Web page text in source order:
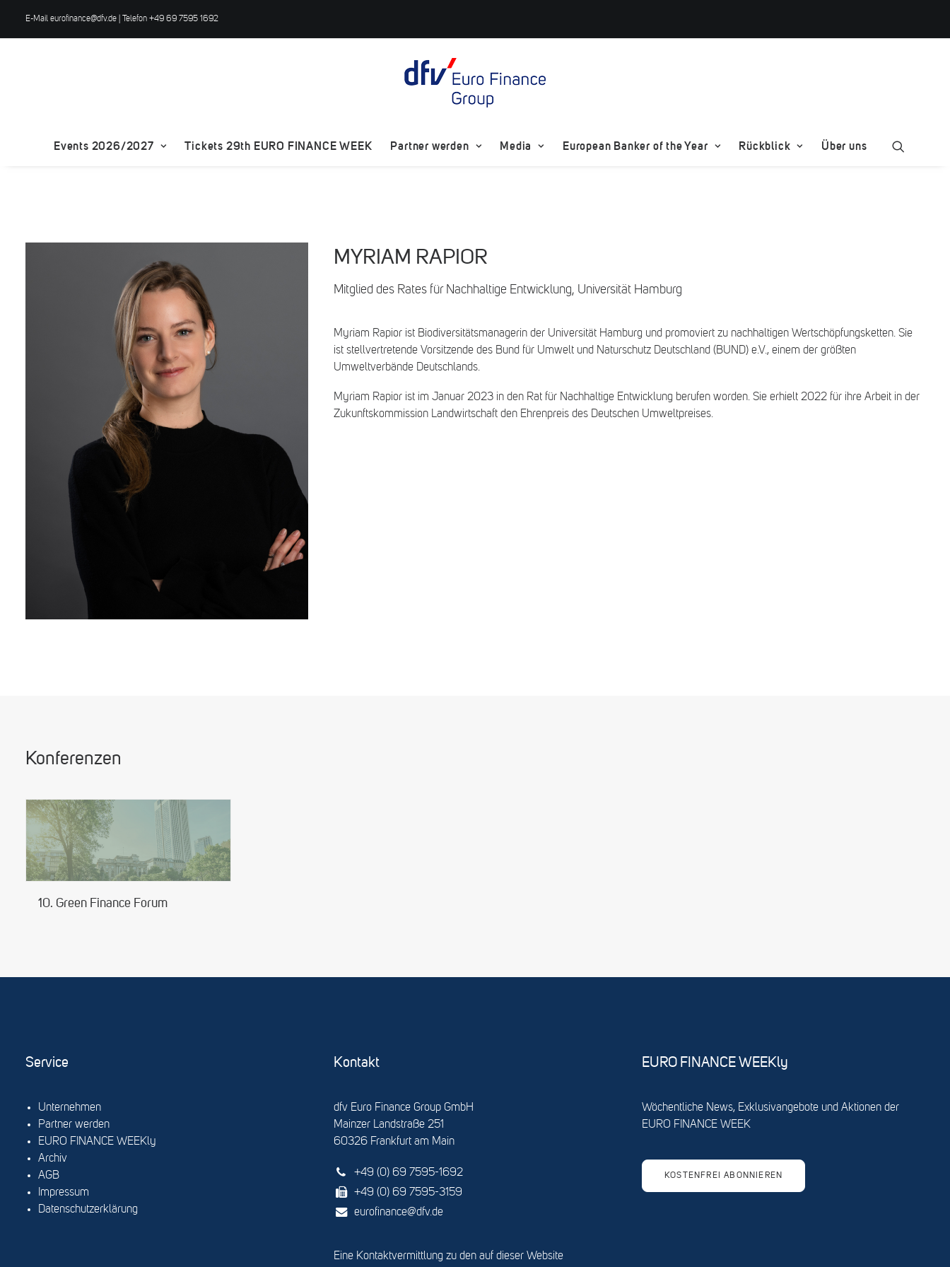
E-Mail eurofinance@dfv.de | Telefon +49 69 7595 1692
Events 2026/2027 Tickets 29th EURO FINANCE WEEK Partner werden Media European Banker of the Year Rückblick Über uns
MYRIAM RAPIOR
Mitglied des Rates für Nachhaltige Entwicklung, Universität Hamburg
Myriam Rapior ist Biodiversitätsmanagerin der Universität Hamburg und promoviert zu nachhaltigen Wertschöpfungsketten. Sie
ist stellvertretende Vorsitzende des Bund für Umwelt und Naturschutz Deutschland (BUND) e.V., einem der größten
Umweltverbände Deutschlands.
Myriam Rapior ist im Januar 2023 in den Rat für Nachhaltige Entwicklung berufen worden. Sie erhielt 2022 für ihre Arbeit in der
Zukunftskommission Landwirtschaft den Ehrenpreis des Deutschen Umweltpreises.
Konferenzen
10. Green Finance Forum
Service
Unternehmen
Partner werden
EURO FINANCE WEEKly
Archiv
AGB
Impressum
Datenschutzerklärung
Kontakt
dfv Euro Finance Group GmbH
Mainzer Landstraße 251
60326 Frankfurt am Main
+49 (0) 69 7595-1692
+49 (0) 69 7595-3159
eurofinance@dfv.de
Eine Kontaktvermittlung zu den auf dieser Website
EURO FINANCE WEEKly
Wöchentliche News, Exklusivangebote und Aktionen der
EURO FINANCE WEEK
KOSTENFREI ABONNIEREN